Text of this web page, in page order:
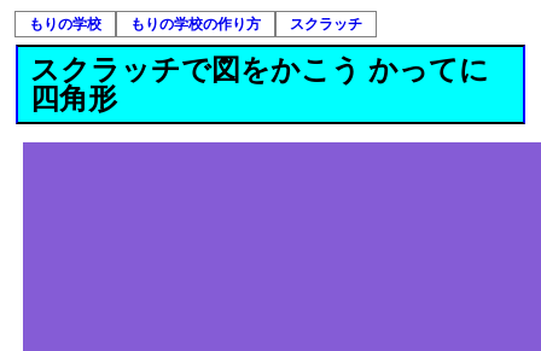
もりの学校 もりの学校の作り方 スクラッチ
スクラッチで図をかこう かってに
四角形